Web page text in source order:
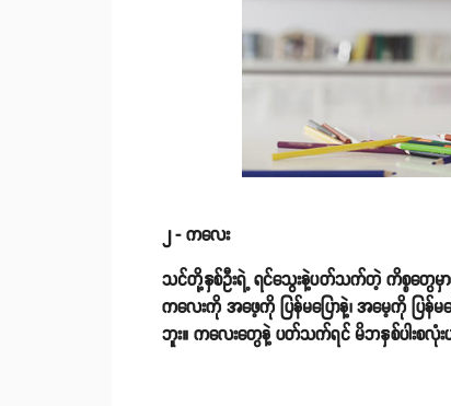
၂ - ကလေး
သင်တို့နှစ်ဦးရဲ့ ရင်သွေးနဲ့ပတ်သက်တဲ့ ကိစ္စတွေမှ
ကလေးကို အဖေ့ကို ပြန်မပြောနဲ့၊ အမေ့ကို ပြန်
ဘူး။ ကလေးတွေနဲ့ ပတ်သက်ရင် မိဘနှစ်ပါးစလုံ